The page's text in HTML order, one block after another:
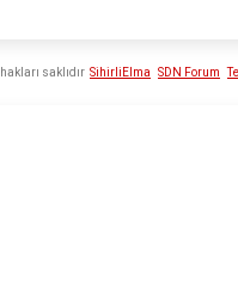
SihirliElma SDN Forum
saklıdır